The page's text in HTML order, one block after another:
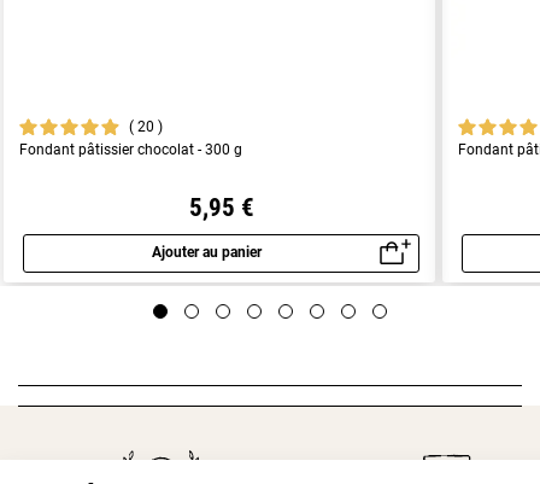
20
Fondant pâtissier chocolat - 300 g
5,95 €
Ajouter au panier
Aperçu rapide
Fondant